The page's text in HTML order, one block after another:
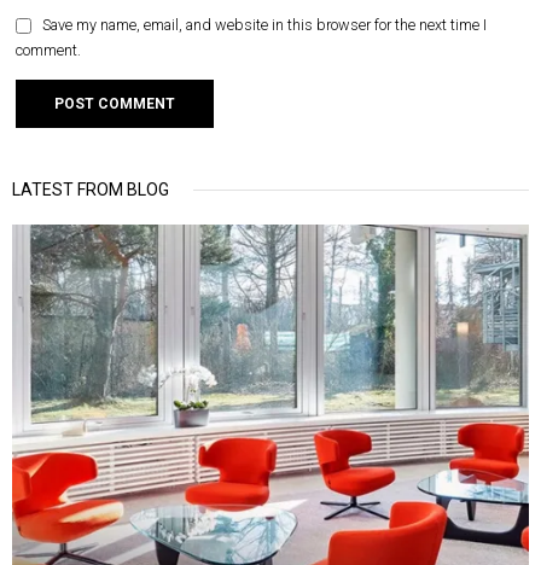
Save my name, email, and website in this browser for the next time I
comment.
LATEST FROM BLOG